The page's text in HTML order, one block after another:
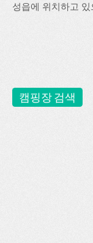
성읍에 위치하고 있
캠핑장 검색